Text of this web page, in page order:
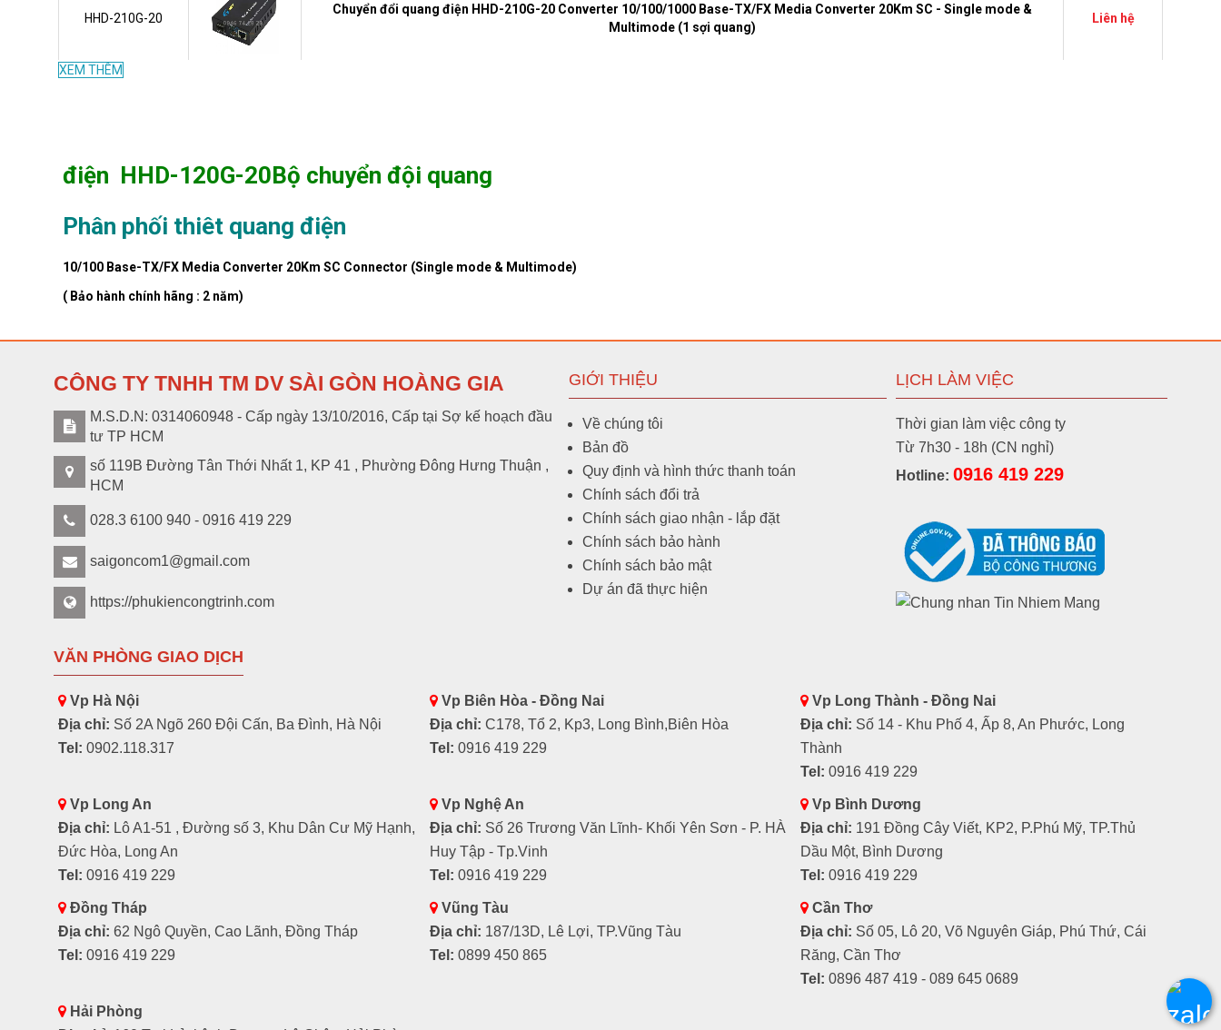
HHD-210G-20
Chuyển đổi quang điện HHD-210G-20 Converter 10/100/1000 Base-TX/FX Media Converter 20Km SC - Single mode &
Multimode (1 sợi quang)
Liên hệ
HL-HDMI-1USB-
20T/R
Converter quang 4 kênh sang video 720p
S004733
Converter Quang to Video 4 Port + RS485
1.170.000
XEM THÊM
điện HHD-120G-20Bộ chuyển đội quang
Phân phối thiêt quang điện
10/100 Base-TX/FX Media Converter 20Km SC Connector (Single mode & Multimode)
( Bảo hành chính hãng : 2 năm)
CÔNG TY TNHH TM DV SÀI GÒN HOÀNG GIA
M.S.D.N: 0314060948 - Cấp ngày 13/10/2016, Cấp tại Sợ kế hoạch đầu
tư TP HCM
số 119B Đường Tân Thới Nhất 1, KP 41 , Phường Đông Hưng Thuận ,
HCM
028.3 6100 940 - 0916 419 229
saigoncom1@gmail.com
https://phukiencongtrinh.com
GIỚI THIỆU
Về chúng tôi
Bản đồ
Quy định và hình thức thanh toán
Chính sách đổi trả
Chính sách giao nhận - lắp đặt
Chính sách bảo hành
Chính sách bảo mật
Dự án đã thực hiện
LỊCH LÀM VIỆC
Thời gian làm việc công ty
Từ 7h30 - 18h (CN nghỉ)
Hotline: 0916 419 229
VĂN PHÒNG GIAO DỊCH
Vp Hà Nội
Địa chỉ: Số 2A Ngõ 260 Đội Cấn, Ba Đình, Hà Nội
Tel: 0902.118.317
Vp Biên Hòa - Đồng Nai
Địa chỉ: C178, Tổ 2, Kp3, Long Bình,Biên Hòa
Tel: 0916 419 229
Vp Long Thành - Đồng Nai
Địa chỉ: Số 14 - Khu Phố 4, Ấp 8, An Phước, Long
Thành
Tel: 0916 419 229
Vp Long An
Địa chỉ: Lô A1-51 , Đường số 3, Khu Dân Cư Mỹ Hạnh,
Đức Hòa, Long An
Tel: 0916 419 229
Vp Nghệ An
Địa chỉ: Số 26 Trương Văn Lĩnh- Khối Yên Sơn - P. HÀ
Huy Tập - Tp.Vinh
Tel: 0916 419 229
Vp Bình Dương
Địa chỉ: 191 Đồng Cây Viết, KP2, P.Phú Mỹ, TP.Thủ
Dầu Một, Bình Dương
Tel: 0916 419 229
Đồng Tháp
Địa chỉ: 62 Ngô Quyền, Cao Lãnh, Đồng Tháp
Tel: 0916 419 229
Vũng Tàu
Địa chỉ: 187/13D, Lê Lợi, TP.Vũng Tàu
Tel: 0899 450 865
Cần Thơ
Địa chỉ: Số 05, Lô 20, Võ Nguyên Giáp, Phú Thứ, Cái
Răng, Cần Thơ
Tel: 0896 487 419 - 089 645 0689
Hải Phòng